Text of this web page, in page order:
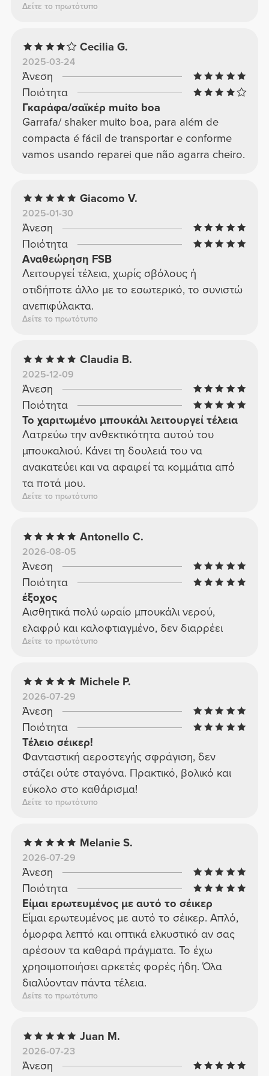
Δείτε το πρωτότυπο
Cecilia G.
2025-03-24
Άνεση
Ποιότητα
Γκαράφα/σαϊκέρ muito boa
Garrafa/ shaker muito boa, para além de
compacta é fácil de transportar e conforme
vamos usando reparei que não agarra cheiro.
Giacomo V.
2025-01-30
Άνεση
Ποιότητα
Αναθεώρηση FSB
Λειτουργεί τέλεια, χωρίς σβόλους ή
οτιδήποτε άλλο με το εσωτερικό, το συνιστώ
ανεπιφύλακτα.
Δείτε το πρωτότυπο
Claudia B.
2025-12-09
Άνεση
Ποιότητα
Το χαριτωμένο μπουκάλι λειτουργεί τέλεια
Λατρεύω την ανθεκτικότητα αυτού του
μπουκαλιού. Κάνει τη δουλειά του να
ανακατεύει και να αφαιρεί τα κομμάτια από
τα ποτά μου.
Δείτε το πρωτότυπο
Antonello C.
2026-08-05
Άνεση
Ποιότητα
έξοχος
Αισθητικά πολύ ωραίο μπουκάλι νερού,
ελαφρύ και καλοφτιαγμένο, δεν διαρρέει
Δείτε το πρωτότυπο
Michele P.
2026-07-29
Άνεση
Ποιότητα
Τέλειο σέικερ!
Φανταστική αεροστεγής σφράγιση, δεν
στάζει ούτε σταγόνα. Πρακτικό, βολικό και
εύκολο στο καθάρισμα!
Δείτε το πρωτότυπο
Melanie S.
2026-07-29
Άνεση
Ποιότητα
Είμαι ερωτευμένος με αυτό το σέικερ
Είμαι ερωτευμένος με αυτό το σέικερ. Απλό,
όμορφα λεπτό και οπτικά ελκυστικό αν σας
αρέσουν τα καθαρά πράγματα. Το έχω
χρησιμοποιήσει αρκετές φορές ήδη. Όλα
διαλύονταν πάντα τέλεια.
Δείτε το πρωτότυπο
Juan M.
2026-07-23
Άνεση